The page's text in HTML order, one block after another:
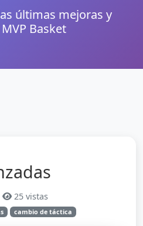
últimas mejoras y
Basket
25 vistas
cambio de táctica